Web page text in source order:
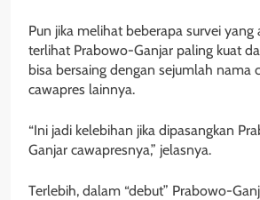
Pun jika melihat beberapa survei yang
terlihat Prabowo-Ganjar paling kuat
bisa bersaing dengan sejumlah nama
cawapres lainnya.
“Ini jadi kelebihan jika dipasangkan
Ganjar cawapresnya,” jelasnya.
Terlebih, dalam “debut” Prabowo-